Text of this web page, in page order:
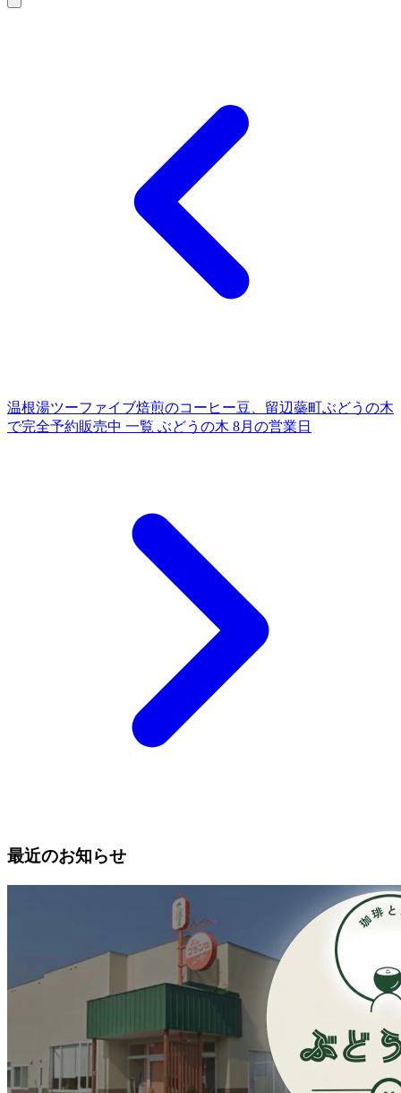
温根湯ツーファイブ焙煎のコーヒー豆、留辺蘂町ぶどうの木
で完全予約販売中 一覧 ぶどうの木 8月の営業日
最近のお知らせ